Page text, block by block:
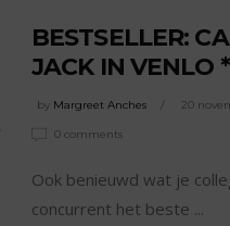
BESTSELLER:
JACK IN VENLO *
by Margreet Anches 20
0 comments
Ook benieuwd wat je
concurrent het beste